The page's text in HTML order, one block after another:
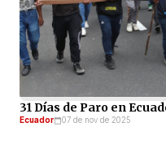
31 Días de Paro en
Ecuador 07 de nov de 2025